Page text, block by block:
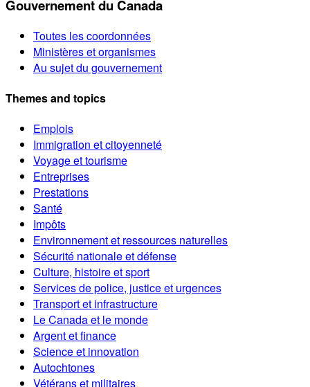
Gouvernement du Canada
Toutes les coordonnées
Ministères et organismes
Au sujet du gouvernement
Themes and topics
Emplois
Immigration et citoyenneté
Voyage et tourisme
Entreprises
Prestations
Santé
Impôts
Environnement et ressources naturelles
Sécurité nationale et défense
Culture, histoire et sport
Services de police, justice et urgences
Transport et infrastructure
Le Canada et le monde
Argent et finance
Science et innovation
Autochtones
Vétérans et militaires